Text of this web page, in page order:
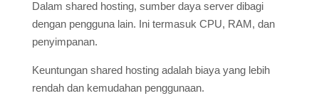
Dalam shared hosting, sumber daya server dibagi
dengan pengguna lain. Ini termasuk CPU, RAM, dan
penyimpanan.
Keuntungan shared hosting adalah biaya yang lebih
rendah dan kemudahan penggunaan.